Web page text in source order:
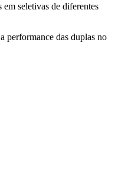
seletivas de diferentes
performance das duplas no